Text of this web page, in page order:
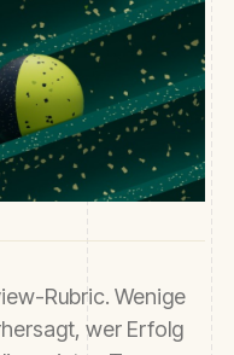
Rubric. Wenige
wer Erfolg